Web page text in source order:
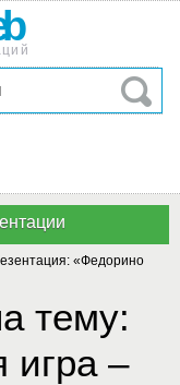
«Федорино
тему:
игра –